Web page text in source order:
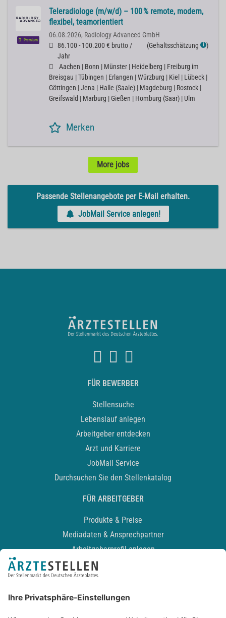
Premium
Teleradiologe (m/w/d) – 100 % remote, modern,
flexibel, teamorientiert
06.08.2026, Radiology Advanced GmbH
86.100 - 100.200 € brutto /
Jahr
(Gehaltsschätzung ℹ )
Aachen | Bonn | Münster | Heidelberg | Freiburg im
Breisgau | Tübingen | Erlangen | Würzburg | Kiel | Lübeck |
Göttingen | Jena | Halle (Saale) | Magdeburg | Rostock |
Greifswald | Marburg | Gießen | Homburg (Saar) | Ulm
Merken
More jobs
Passende Stellenangebote per E-Mail erhalten.
JobMail Service anlegen!
FÜR BEWERBER
Stellensuche
Lebenslauf anlegen
Arbeitgeber entdecken
Arzt und Karriere
JobMail Service
Durchsuchen Sie den Stellenkatalog
FÜR ARBEITGEBER
Produkte & Preise
Mediadaten & Ansprechpartner
Arbeitgeberprofil anlegen
Recruiting-Podcast